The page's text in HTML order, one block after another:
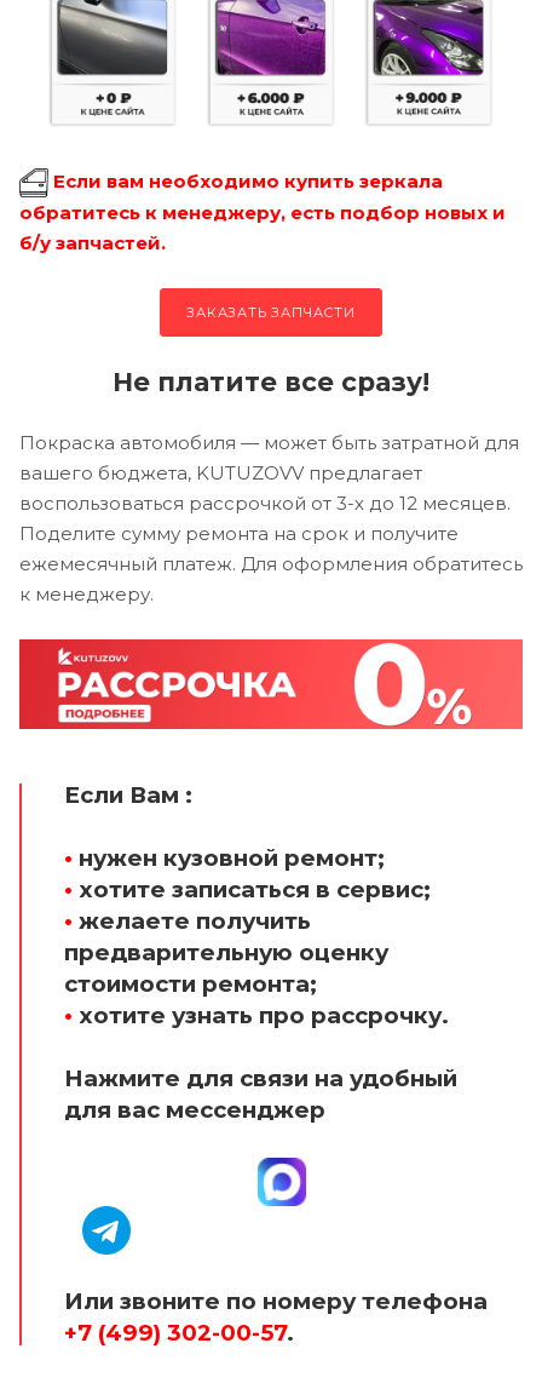
Если вам необходимо купить зеркала
обратитесь к менеджеру, есть подбор новых и
б/у запчастей.
ЗАКАЗАТЬ ЗАПЧАСТИ
Не платите все сразу!
Покраска автомобиля — может быть затратной для
вашего бюджета, KUTUZOVV предлагает
воспользоваться рассрочкой от 3-х до 12 месяцев.
Поделите сумму ремонта на срок и получите
ежемесячный платеж. Для оформления обратитесь
к менеджеру.
Если Вам :
• нужен кузовной ремонт;
• хотите записаться в сервис;
• желаете получить
предварительную оценку
стоимости ремонта;
• хотите узнать про рассрочку.
Нажмите для связи на удобный
для вас мессенджер
Или звоните по номеру телефона
+7 (499) 302-00-57.